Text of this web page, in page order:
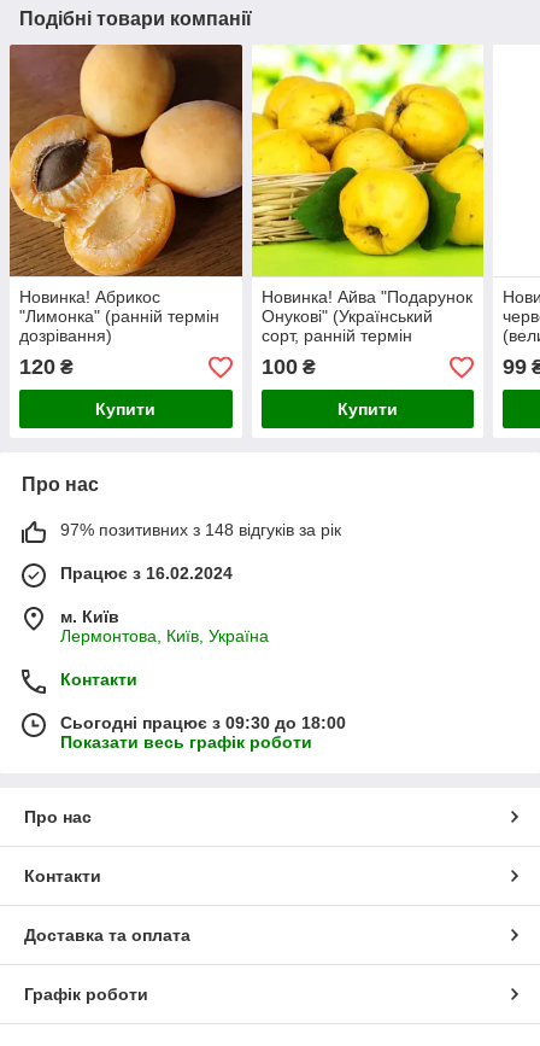
Подібні товари компанії
Новинка! Абрикос
"Лимонка" (ранній термін
дозрівання)
120 ₴
Купити
Новинка! Айва "Подарунок
Онукові" (Український
сорт, ранній термін
дозрівання)
100₴
Купити
99
Про нас
97% позитивних з 148 відгуків за рік
Працює з 16.02.2024
м. Київ
Лермонтова, Київ, Україна
Контакти
Сьогодні працює з 09:30 до 18:00
Показати весь графік роботи
Про нас
Контакти
Доставка та оплата
Графік роботи